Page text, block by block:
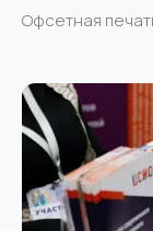
Офсетная